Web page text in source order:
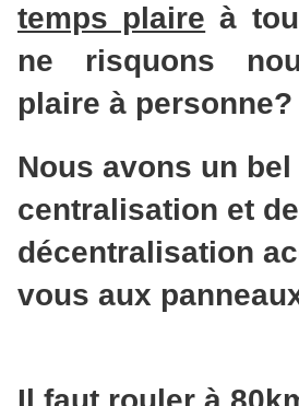
temps plaire à
ne risquons
plaire à personne?
Nous avons un
centralisation et de
décentralisation
vous aux